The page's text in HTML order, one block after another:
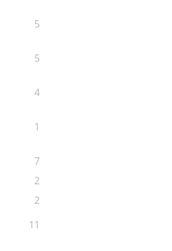
5
5
4
1
7
2
2
11